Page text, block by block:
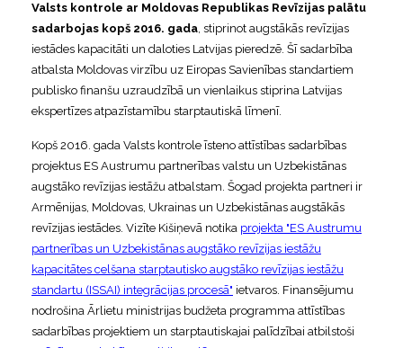
Valsts kontrole ar Moldovas Republikas Revīzijas palātu
sadarbojas kopš 2016. gada, stiprinot augstākās revīzijas
iestādes kapacitāti un daloties Latvijas pieredzē. Šī sadarbība
atbalsta Moldovas virzību uz Eiropas Savienības standartiem
publisko finanšu uzraudzībā un vienlaikus stiprina Latvijas
ekspertīzes atpazīstamību starptautiskā līmenī.
Kopš 2016. gada Valsts kontrole īsteno attīstības sadarbības
projektus ES Austrumu partnerības valstu un Uzbekistānas
augstāko revīzijas iestāžu atbalstam. Šogad projekta partneri ir
Armēnijas, Moldovas, Ukrainas un Uzbekistānas augstākās
revīzijas iestādes. Vizīte Kišiņevā notika projekta "ES Austrumu
partnerības un Uzbekistānas augstāko revīzijas iestāžu
kapacitātes celšana starptautisko augstāko revīzijas iestāžu
standartu (ISSAI) integrācijas procesā" ietvaros. Finansējumu
nodrošina Ārlietu ministrijas budžeta programma attīstības
sadarbības projektiem un starptautiskajai palīdzībai atbilstoši